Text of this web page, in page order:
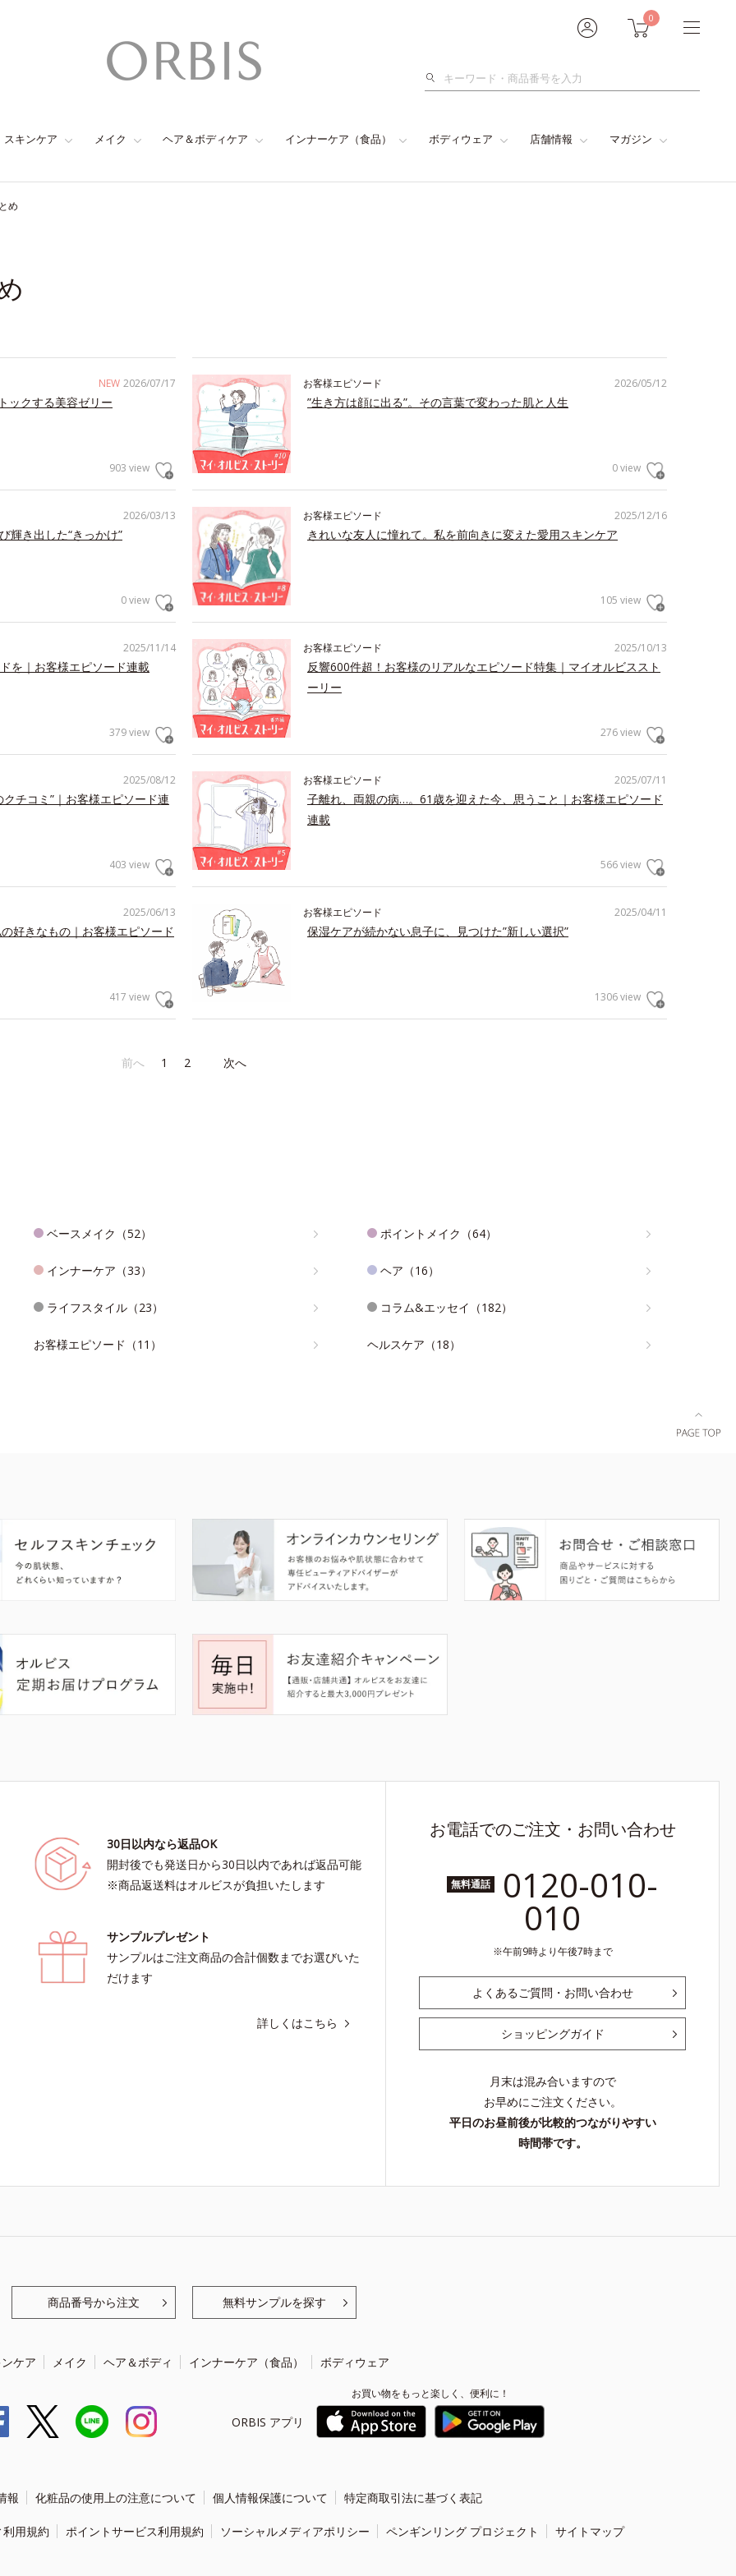
0
検
スキンケア メイク ヘア＆ボディケア インナーケア（食品） ボディウェア 店舗情報 マガジン
め
NEW 2026/07/17
ックする美容ゼリー
903 view
2026/05/12
お客様エピソード
”生き方は顔に出る”。その言葉で変わった肌と人生
0 view
2026/03/13
輝き出した“きっかけ”
0 view
2025/12/16
お客様エピソード
きれいな友人に憧れて。私を前向きに変えた愛用スキンケア
105 view
2025/11/14
を｜お客様エピソード連載
379 view
2025/10/13
お客様エピソード
反響600件超！お客様のリアルなエピソード特集｜マイオルビススト
ーリー
276 view
2025/08/12
チコミ”｜お客様エピソード連
403 view
2025/07/11
お客様エピソード
子離れ、両親の病…。61歳を迎えた今、思うこと｜お客様エピソード
連載
566 view
2025/06/13
好きなもの｜お客様エピソード
417 view
2025/04/11
お客様エピソード
保湿ケアが続かない息子に、見つけた”新しい選択”
1306 view
前へ 1 2 次へ
ベースメイク（52） ポイントメイク（64）
インナーケア（33） ヘア（16）
ライフスタイル（23） コラム&エッセイ（182）
お客様エピソード（11） ヘルスケア（18）
30日以内なら返品OK
開封後でも発送日から30日以内であれば返品可能
※商品返送料はオルビスが負担いたします
サンプルプレゼント
サンプルはご注文商品の合計個数までお選びいた
だけます
詳しくはこちら
お電話でのご注文・お問い合わせ
無料通話 0120-010-
010
午前9時より午後7時まで
よくあるご質問・お問い合わせ
ショッピングガイド
月末は混み合いますので
お早めにご注文ください。
平日のお昼前後が比較的つながりやすい
時間帯です。
商品番号から注文 無料サンプルを探す
ケア メイク ヘア＆ボディ インナーケア（食品） ボディウェア
ORBIS アプリ
お買い物をもっと楽しく、便利に！
報 化粧品の使用上の注意について 個人情報保護について 特定商取引法に基づく表記
用規約 ポイントサービス利用規約 ソーシャルメディアポリシー ペンギンリング プロジェクト サイトマップ